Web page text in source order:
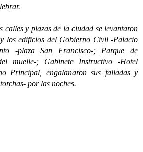
y plazas de la ciudad se levantaron
los edificios del Gobierno Civil -Palacio
-plaza San Francisco-; Parque de
muelle-; Gabinete Instructivo -Hotel
Principal, engalanaron sus falladas y
por las noches.